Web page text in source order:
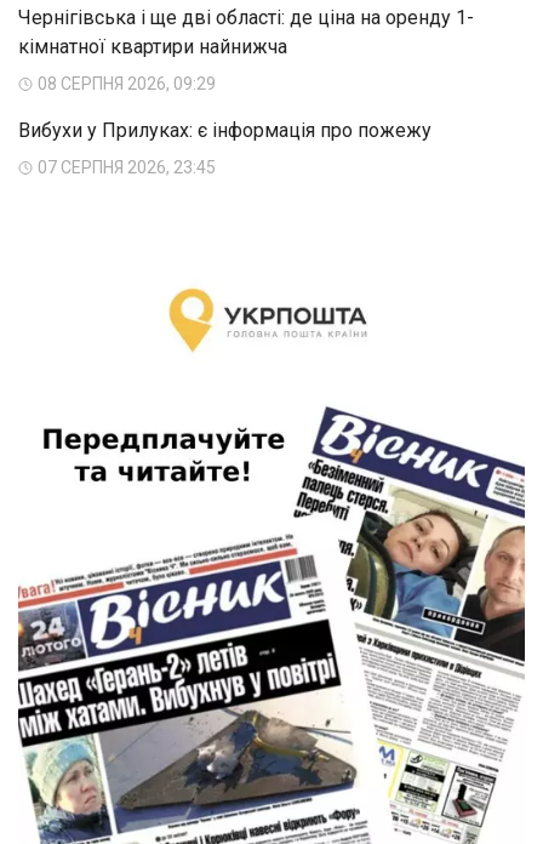
Чернігівська і ще дві області: де ціна на оренду 1-
кімнатної квартири найнижча
08 СЕРПНЯ 2026, 09:29
Вибухи у Прилуках: є інформація про пожежу
07 СЕРПНЯ 2026, 23:45